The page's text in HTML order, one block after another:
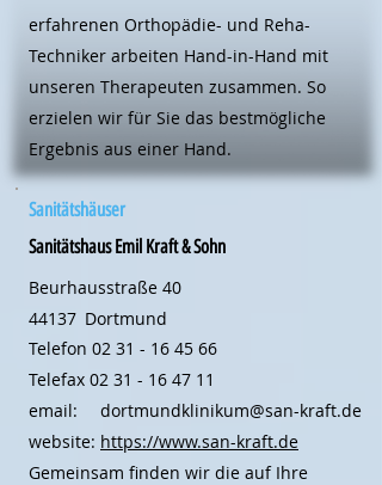
erfahrenen Orthopädie- und Reha-
Techniker arbeiten Hand-in-Hand mit
unseren Therapeuten zusammen. So
erzielen wir für Sie das bestmögliche
Ergebnis aus einer Hand.
Sanitätshäuser
Sanitätshaus Emil Kraft & Sohn
Beurhausstraße 40
44137 Dortmund
Telefon 02 31 - 16 45 66
Telefax 02 31 - 16 47 11
email:
website:
dortmundklinikum@san-kraft.de
https://www.san-kraft.de
Gemeinsam finden wir die auf Ihre